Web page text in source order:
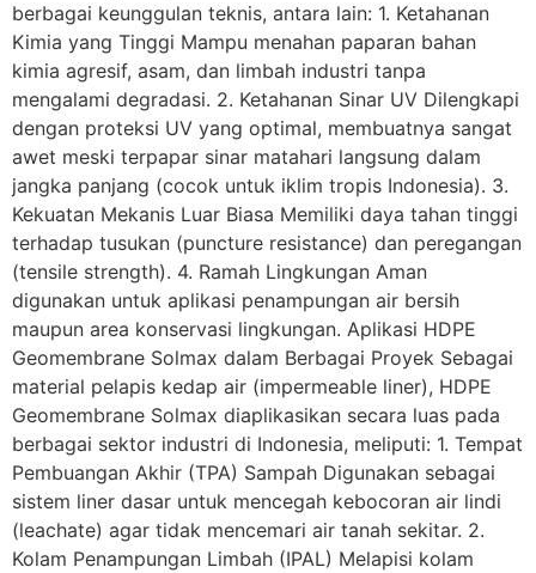
berbagai keunggulan teknis, antara lain: 1. Ketahanan
Kimia yang Tinggi Mampu menahan paparan bahan
kimia agresif, asam, dan limbah industri tanpa
mengalami degradasi. 2. Ketahanan Sinar UV Dilengkapi
dengan proteksi UV yang optimal, membuatnya sangat
awet meski terpapar sinar matahari langsung dalam
jangka panjang (cocok untuk iklim tropis Indonesia). 3.
Kekuatan Mekanis Luar Biasa Memiliki daya tahan tinggi
terhadap tusukan (puncture resistance) dan peregangan
(tensile strength). 4. Ramah Lingkungan Aman
digunakan untuk aplikasi penampungan air bersih
maupun area konservasi lingkungan. Aplikasi HDPE
Geomembrane Solmax dalam Berbagai Proyek Sebagai
material pelapis kedap air (impermeable liner), HDPE
Geomembrane Solmax diaplikasikan secara luas pada
berbagai sektor industri di Indonesia, meliputi: 1. Tempat
Pembuangan Akhir (TPA) Sampah Digunakan sebagai
sistem liner dasar untuk mencegah kebocoran air lindi
(leachate) agar tidak mencemari air tanah sekitar. 2.
Kolam Penampungan Limbah (IPAL) Melapisi kolam